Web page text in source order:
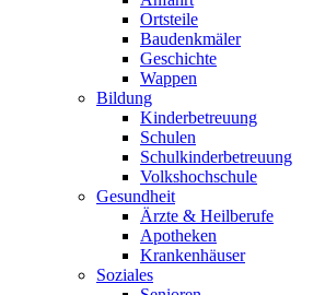
Ortsteile
Baudenkmäler
Geschichte
Wappen
Bildung
Kinderbetreuung
Schulen
Schulkinderbetreuung
Volkshochschule
Gesundheit
Ärzte & Heilberufe
Apotheken
Krankenhäuser
Soziales